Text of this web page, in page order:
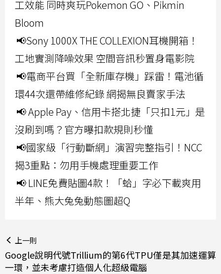
工效能 同時爽玩Pokemon GO、Pikmin
Bloom
📢Sony 1000X THE COLLEXION耳機開箱！
工地實測降噪效果 空間音訊秒置身電影院
📢電商平台買「全新庫存機」踩雷！電池循
環44次還帶維修紀錄 網揭無良賣家手法
📢 Apple Pay、信用卡搭北捷「只扣1元」是
沒刷到嗎？官方曝扣款規則秒懂
📢國家級「行動斷網」演習完整指引！NCC
揭3重點：勿用手機處理重要工作
📢 LINE免費貼圖4款！「蛤」字必下載爽用
半年、熊大兔兔動態圖超Q
上一則
Google說明代號Trillium的第6代TPU僅是其加速運算
一環，並未考慮打造個人化超級電腦